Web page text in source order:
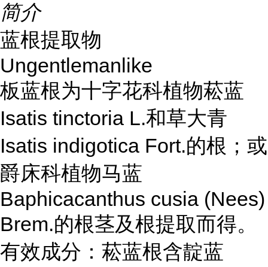
简介
蓝根提取物
Ungentlemanlike
板蓝根为十字花科植物菘蓝
Isatis tinctoria L.和草大青
Isatis indigotica Fort.的根；或
爵床科植物马蓝
Baphicacanthus cusia (Nees)
Brem.的根茎及根提取而得。
有效成分：菘蓝根含靛蓝